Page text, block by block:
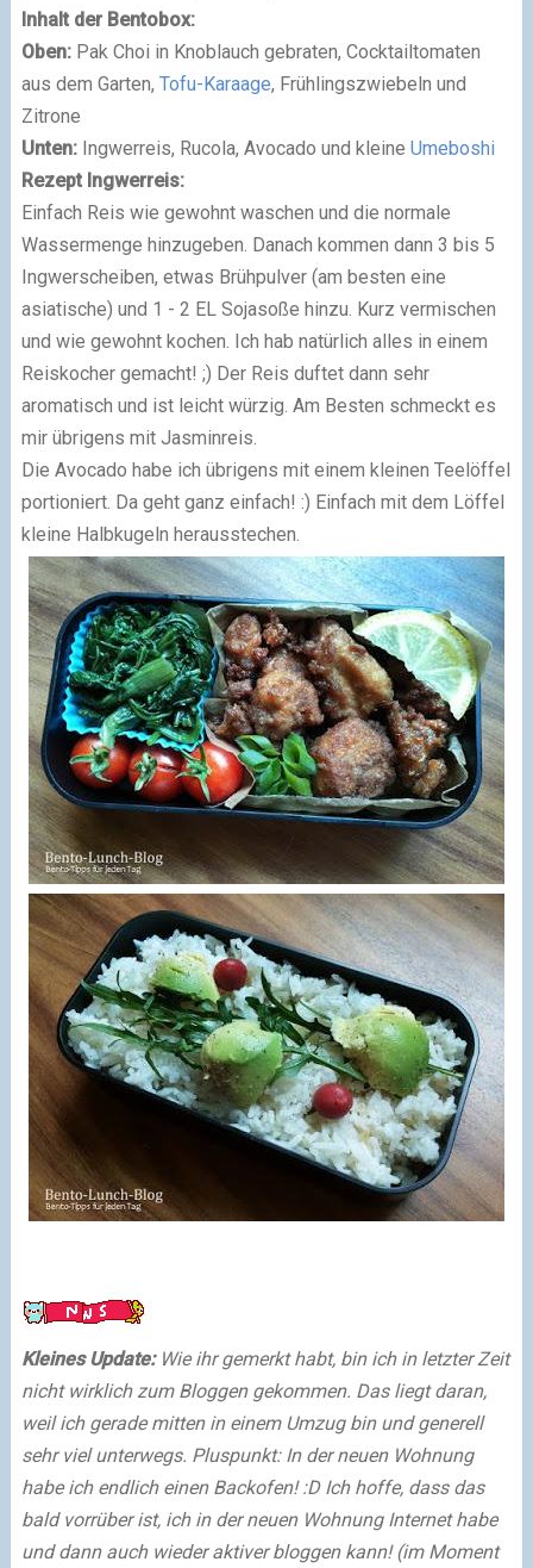
Inhalt der Bentobox:
Oben:Pak Choi in Knoblauch gebraten, Cocktailtomaten
aus dem Garten, Tofu-Karaage, Frühlingszwiebeln und
Zitrone
Unten:Ingwerreis, Rucola, Avocado und kleine Umeboshi
Rezept Ingwerreis:
Einfach Reis wie gewohnt waschen und die normale
Wassermenge hinzugeben. Danach kommen dann 3 bis 5
Ingwerscheiben, etwas Brühpulver (am besten eine
asiatische) und 1 - 2 EL Sojasoße hinzu. Kurz vermischen
und wie gewohnt kochen. Ich hab natürlich alles in einem
Reiskocher gemacht! ;) Der Reis duftet dann sehr
aromatisch und ist leicht würzig. Am Besten schmeckt es
mir übrigens mit Jasminreis.
Die Avocado habe ich übrigens mit einem kleinen Teelöffel
portioniert. Da geht ganz einfach! :) Einfach mit dem Löffel
kleine Halbkugeln herausstechen.
Kleines Update:Wie ihr gemerkt habt, bin ich in letzter Zeit
nicht wirklich zum Bloggen gekommen. Das liegt daran,
weil ich gerade mitten in einem Umzug bin und generell
sehr viel unterwegs. Pluspunkt: In der neuen Wohnung
habe ich endlich einen Backofen! :D Ich hoffe, dass das
bald vorrüber ist, ich in der neuen Wohnung Internet habe
und dann auch wieder aktiver bloggen kann! (im Moment